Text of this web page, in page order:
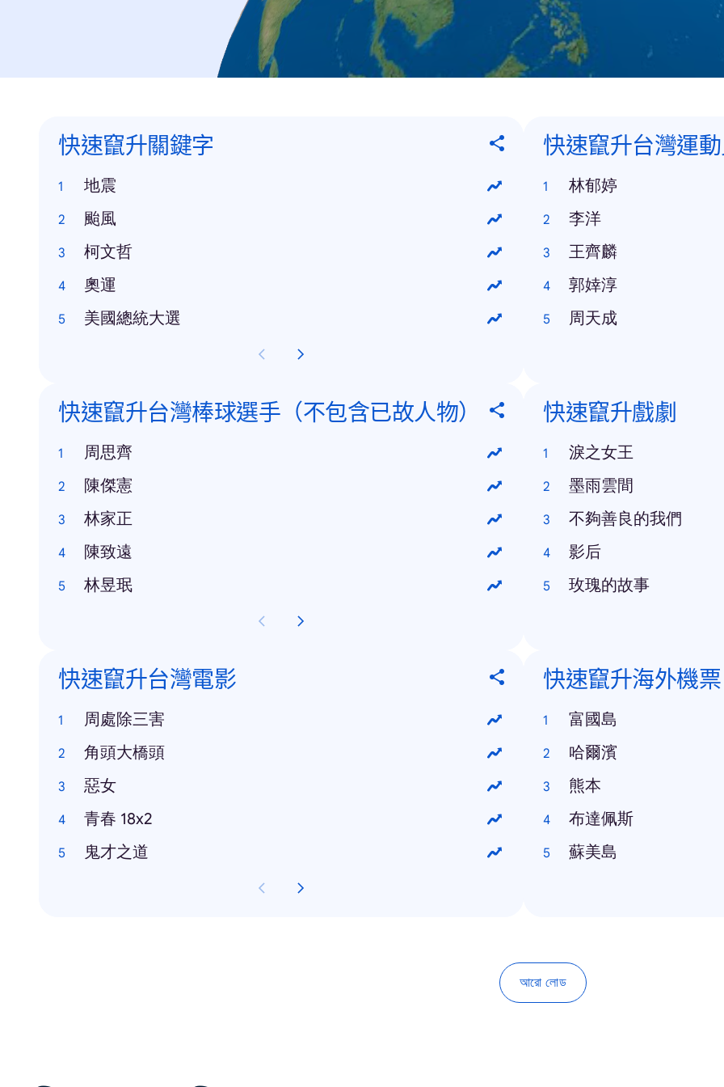
快速竄升關鍵字
地震
颱風
柯文哲
奧運
美國總統大選
快速竄升台灣運
林郁婷
李洋
王齊麟
郭婞淳
周天成
快速竄升台灣棒球選手（不包含已故人物）
周思齊
陳傑憲
林家正
陳致遠
林昱珉
快速竄升戲劇
淚之女王
墨雨雲間
不夠善良的我們
影后
玫瑰的故事
快速竄升台灣電影
周處除三害
角頭大橋頭
惡女
青春 18x2
鬼才之道
快速竄升海外機
富國島
哈爾濱
熊本
布達佩斯
蘇美島
আরো লোড